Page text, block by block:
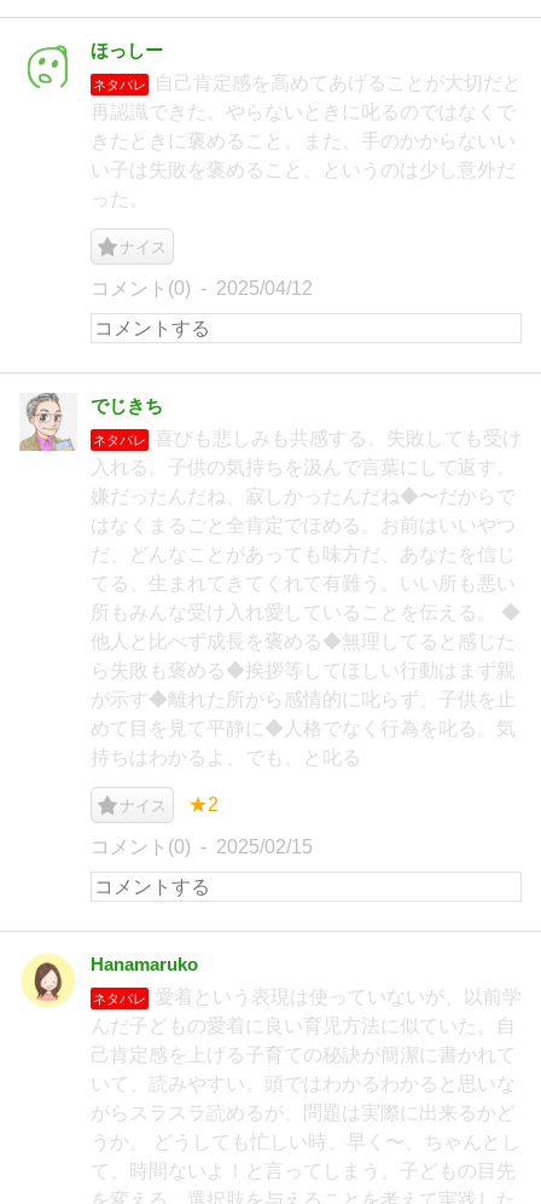
ほっしー
ネタバレ
自己肯定感を高めてあげることが大切だと
再認識できた。やらないときに叱るのではなくで
きたときに褒めること。また、手のかからないい
い子は失敗を褒めること、というのは少し意外だ
った。
ナイス
コメント(0) 2025/04/12
でじきち
ネタバレ
喜びも悲しみも共感する。失敗しても受け
入れる。子供の気持ちを汲んで言葉にして返す。
嫌だったんだね、寂しかったんだね◆〜だからで
はなくまるごと全肯定でほめる。お前はいいやつ
だ、どんなことがあっても味方だ、あなたを信じ
てる、生まれてきてくれて有難う。いい所も悪い
所もみんな受け入れ愛していることを伝える。 ◆
他人と比べず成長を褒める◆無理してると感じた
ら失敗も褒める◆挨拶等してほしい行動はまず親
が示す◆離れた所から感情的に叱らず、子供を止
めて目を見て平静に◆人格でなく行為を叱る。気
持ちはわかるよ、でも、と叱る
ナイス ★2
コメント(0) 2025/02/15
Hanamaruko
ネタバレ
愛着という表現は使っていないが、以前学
んだ子どもの愛着に良い育児方法に似ていた。自
己肯定感を上げる子育ての秘訣が簡潔に書かれて
いて、読みやすい。頭ではわかるわかると思いな
がらスラスラ読めるが、問題は実際に出来るかど
うか。 どうしても忙しい時、早く〜、ちゃんとし
て、時間ないよ！と言ってしまう。子どもの目先
を変える、選択肢を与えることを考えて実践した